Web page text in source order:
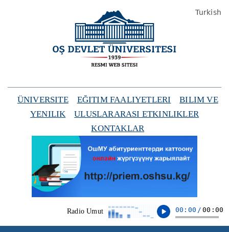
ÜNIVERSITE EĞITIM FAALIYETLERI
BILIM VE
YENILIK
ULUSLARARASI ETKINLIKLER
KONTAKLAR
Radio Umut 00:00 / 00:00
Turkish